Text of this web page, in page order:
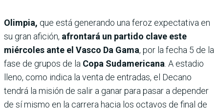
Olimpia, que está generando una feroz expectativa en
su gran afición, afrontará un partido clave este
miércoles ante el Vasco Da Gama, por la fecha 5 de la
fase de grupos de la Copa Sudamericana . A estadio
lleno, como indica la venta de entradas, el Decano
tendrá la misión de salir a ganar para pasar a depender
de sí mismo en la carrera hacia los octavos de final de